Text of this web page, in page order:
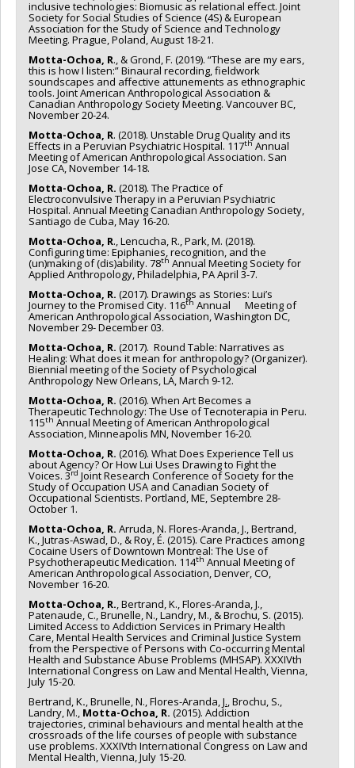
inclusive technologies: Biomusic as relational effect. Joint
Society for Social Studies of Science (4S) & European
Association for the Study of Science and Technology
Meeting. Prague, Poland, August 18-21.
Motta-Ochoa, R., & Grond, F. (2019). “These are my ears,
this is how I listen:” Binaural recording, fieldwork
soundscapes and affective attunements as ethnographic
tools. Joint American Anthropological Association &
Canadian Anthropology Society Meeting. Vancouver BC,
November 20-24.
Motta-Ochoa, R. (2018). Unstable Drug Quality and its
Effects in a Peruvian Psychiatric Hospital. 117th Annual
Meeting of American Anthropological Association. San
Jose CA, November 14-18.
Motta-Ochoa, R. (2018). The Practice of
Electroconvulsive Therapy in a Peruvian Psychiatric
Hospital. Annual Meeting Canadian Anthropology Society,
Santiago de Cuba, May 16-20.
Motta-Ochoa, R., Lencucha, R., Park, M. (2018).
Configuring time: Epiphanies, recognition, and the
(un)making of (dis)ability. 78th Annual Meeting Society for
Applied Anthropology, Philadelphia, PA April 3-7.
Motta-Ochoa, R. (2017). Drawings as Stories: Lui’s
Journey to the Promised City. 116th Annual Meeting of
American Anthropological Association, Washington DC,
November 29- December 03.
Motta-Ochoa, R. (2017). Round Table: Narratives as
Healing: What does it mean for anthropology? (Organizer).
Biennial meeting of the Society of Psychological
Anthropology New Orleans, LA, March 9-12.
Motta-Ochoa, R. (2016). When Art Becomes a
Therapeutic Technology: The Use of Tecnoterapia in Peru.
115th Annual Meeting of American Anthropological
Association, Minneapolis MN, November 16-20.
Motta-Ochoa, R. (2016). What Does Experience Tell us
about Agency? Or How Lui Uses Drawing to Fight the
Voices. 3rd Joint Research Conference of Society for the
Study of Occupation USA and Canadian Society of
Occupational Scientists. Portland, ME, Septembre 28-
October 1.
Motta-Ochoa, R. Arruda, N. Flores-Aranda, J., Bertrand,
K., Jutras-Aswad, D., & Roy, É. (2015). Care Practices among
Cocaine Users of Downtown Montreal: The Use of
Psychotherapeutic Medication. 114th Annual Meeting of
American Anthropological Association, Denver, CO,
November 16-20.
Motta-Ochoa, R., Bertrand, K., Flores-Aranda, J.,
Patenaude, C., Brunelle, N., Landry, M., & Brochu, S. (2015).
Limited Access to Addiction Services in Primary Health
Care, Mental Health Services and Criminal Justice System
from the Perspective of Persons with Co-occurring Mental
Health and Substance Abuse Problems (MHSAP). XXXIVth
International Congress on Law and Mental Health, Vienna,
July 15-20.
Bertrand, K., Brunelle, N., Flores-Aranda, J., Brochu, S.,
Landry, M., Motta-Ochoa, R. (2015). Addiction
trajectories, criminal behaviours and mental health at the
crossroads of the life courses of people with substance
use problems. XXXIVth International Congress on Law and
Mental Health, Vienna, July 15-20.